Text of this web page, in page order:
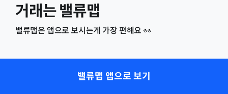
거래는 밸류맵
밸류맵은 앱으로 보시는게 가장 편해요 👀
밸류맵 앱으로 보기